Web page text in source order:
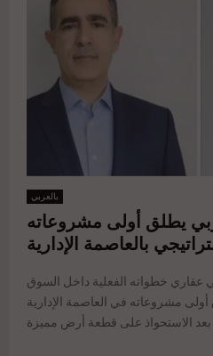
بالعربي
يطلق أولى مشروعاته
بالعاصمة الإدارية
عقاري خطواته الفعلية داخل السوق
مشروعاته في العاصمة الإدارية